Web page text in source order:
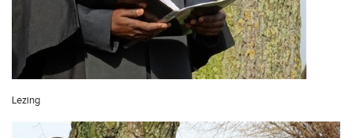
Lezing